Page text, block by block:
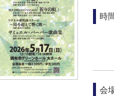
時
会